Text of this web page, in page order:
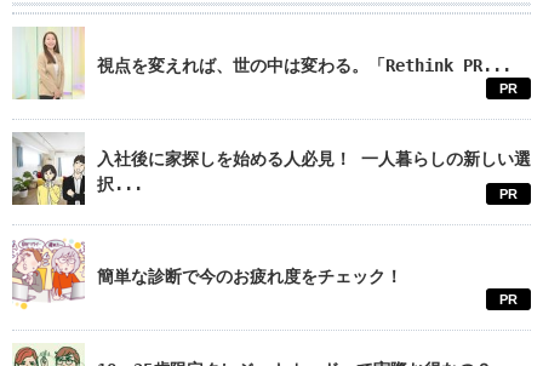
視点を変えれば、世の中は変わる。「Rethink PR...
PR
入社後に家探しを始める人必見！ 一人暮らしの新しい選
択...
PR
簡単な診断で今のお疲れ度をチェック！
PR